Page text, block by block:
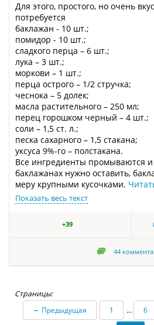
Для этого, простого, но очень
потребуется
баклажан - 10 шт.;
помидор - 10 шт.;
сладкого перца – 6 шт.;
лука – 3 шт.;
моркови – 1 шт.;
перца острого – 1/2 стручка;
чеснока – 5 долек;
масла растительного – 250 мл;
перец горошком черный – 4 шт.;
соли – 1,5 ст. л.;
песка сахарного – 1,5 стакана;
уксуса 9%-го – полстакана.
Все ингредиенты промываются и
баклажанах нужно оставить,
меру крупными кусочками.
Показать весь текст
+39
44
Страницы:
← Предыдущая 1 ... 6